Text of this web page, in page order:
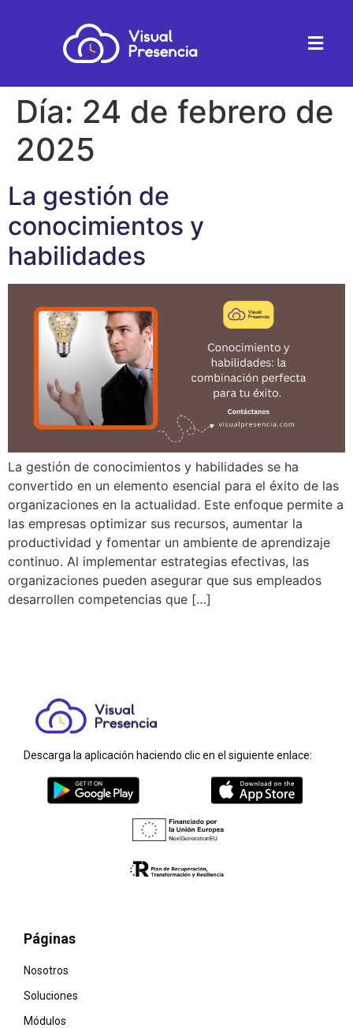
Día: 24 de febrero de
2025
La gestión de
conocimientos y
habilidades
La gestión de conocimientos y habilidades se ha
convertido en un elemento esencial para el éxito de las
organizaciones en la actualidad. Este enfoque permite a
las empresas optimizar sus recursos, aumentar la
productividad y fomentar un ambiente de aprendizaje
continuo. Al implementar estrategias efectivas, las
organizaciones pueden asegurar que sus empleados
desarrollen competencias que […]
Descarga la aplicación haciendo clic en el siguiente enlace:
Páginas
Nosotros
Soluciones
Módulos